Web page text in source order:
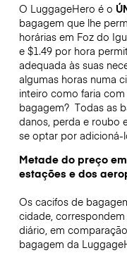
O LuggageHero é o
bagagem que lhe
horárias em Foz do
e $1.49 por hora
adequada às suas
algumas horas numa
inteiro como faria
bagagem? Todas as
danos, perda e roubo
se optar por adicioná-
Metade do preço
estações e dos
Os cacifos de
cidade,
diário, em
bagagem da